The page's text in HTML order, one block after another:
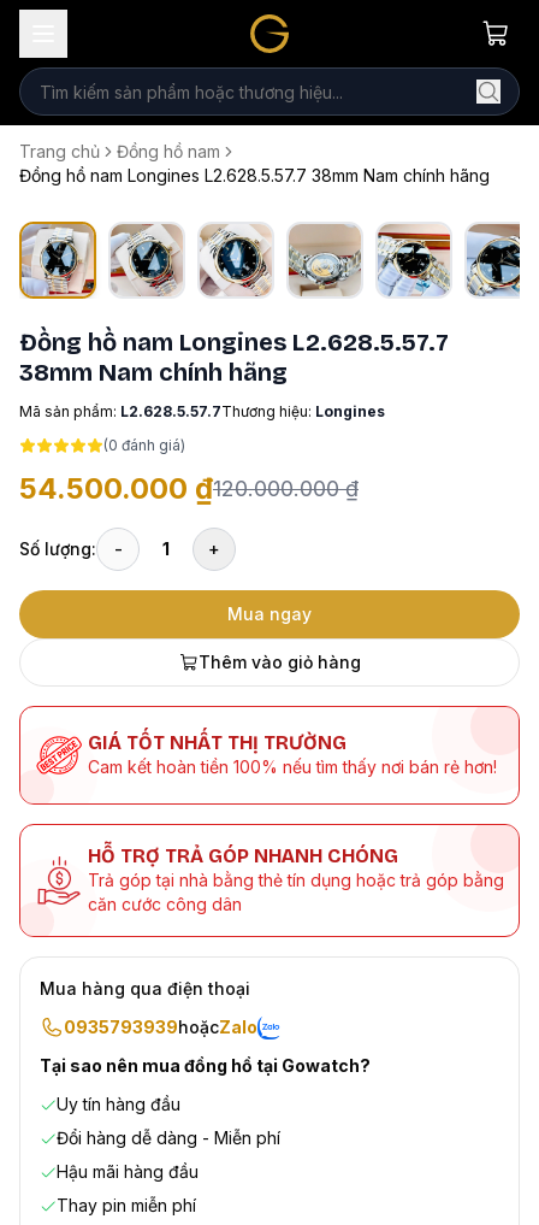
Trang chủ
Đồng hồ nam
Đồng hồ nam Longines L2.628.5.57.7 38mm Nam chính hãng
Đồng hồ nam Longines L2.628.5.57.7
38mm Nam chính hãng
Mã sản phẩm: L2.628.5.57.7Thương hiệu: Longines
(0 đánh giá)
54.500.000 ₫120.000.000 ₫
Số lượng: - 1 +
Mua ngay
Thêm vào giỏ hàng
GIÁ TỐT NHẤT THỊ TRƯỜNG
Cam kết hoàn tiền 100% nếu tìm thấy nơi bán rẻ hơn!
HỖ TRỢ TRẢ GÓP NHANH CHÓNG
Trả góp tại nhà bằng thẻ tín dụng hoặc trả góp bằng
căn cước công dân
Mua hàng qua điện thoại
0935793939hoặcZalo
Tại sao nên mua đồng hồ tại Gowatch?
Uy tín hàng đầu
Đổi hàng dễ dàng - Miễn phí
Hậu mãi hàng đầu
Thay pin miễn phí